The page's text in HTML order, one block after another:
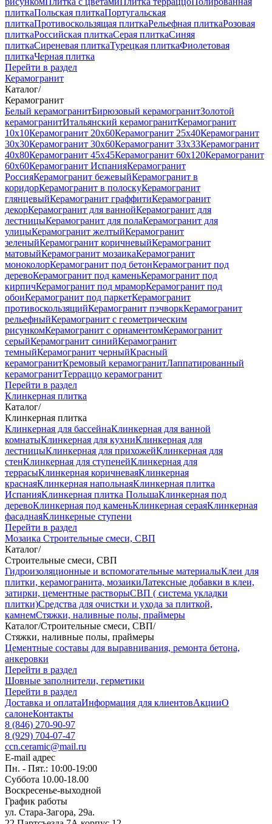
плиткаПольская плиткаПортугальская
плиткаПротивоскользящая плиткаРельефная плиткаРозовая
плиткаРоссийская плиткаСерая плиткаСиняя
плиткаСиреневая плиткаТурецкая плиткаФиолетовая
плиткаЧерная плитка
Перейти в раздел
Керамогранит
Каталог/
Керамогранит
Белый керамогранитБирюзовый керамогранитЗолотой
керамогранитИтальянский керамогранитКерамогранит
10x10Керамогранит 20x60Керамогранит 25x40Керамогранит
30x30Керамогранит 30x60Керамогранит 33x33Керамогранит
40x80Керамогранит 45x45Керамогранит 60x120Керамогранит
60x60Керамогранит ИспанияКерамогранит
РоссияКерамогранит бежевыйКерамогранит в
коридорКерамогранит в полоскуКерамогранит
глянцевыйКерамогранит граффитиКерамогранит
декорКерамогранит для ваннойКерамогранит для
лестницыКерамогранит для полаКерамогранит для
улицыКерамогранит желтыйКерамогранит
зеленыйКерамогранит коричневыйКерамогранит
матовыйКерамогранит мозаикаКерамогранит
моноколорКерамогранит под бетонКерамогранит под
деревоКерамогранит под каменьКерамогранит под
кирпичКерамогранит под мраморКерамогранит под
обоиКерамогранит под паркетКерамогранит
противоскользящийКерамогранит пэчворкКерамогранит
рельефныйКерамогранит с геометрическим
рисункомКерамогранит с орнаментомКерамогранит
серыйКерамогранит синийКерамогранит
темныйКерамогранит черныйКрасный
керамогранитКремовый керамогранитЛаппатированный
керамогранитТерраццо керамогранит
Перейти в раздел
Клинкерная плитка
Каталог/
Клинкерная плитка
Клинкерная для бассейнаКлинкерная для ванной
комнатыКлинкерная для кухниКлинкерная для
лестницыКлинкерная для прихожейКлинкерная для
стенКлинкерная для ступенейКлинкерная для
террасыКлинкерная коричневаяКлинкерная
краснаяКлинкерная напольнаяКлинкерная плитка
ИспанияКлинкерная плитка ПольшаКлинкерная под
деревоКлинкерная под каменьКлинкерная сераяКлинкерная
фасаднаяКлинкерные ступени
Перейти в раздел
Мозаика Строительные смеси, СВП
Каталог/
Строительные смеси, СВП
Гидроизоляционные и вспомогательные материалыКлеи для
плитки, керамогранита, мозаикиЛатексные добавки в клеи,
затирки, цементные растворыСВП ( система укладки
плитки)Средства для очистки и ухода за плиткой,
камнемСтяжки, наливные полы, праймеры
Каталог/Строительные смеси, СВП/
Стяжки, наливные полы, праймеры
Цементные составы для выравнивания, ремонта бетона,
анкеровки
Перейти в раздел
Шовные заполнители, герметики
Перейти в раздел
Доставка и оплатаИнформация для клиентовАкцииО
салонеКонтакты
8 (846) 270-90-97
8 (929) 704-07-47
ccn.ceramic@mail.ru
E-mail адрес
Пн. - Пят.: 10:00-19:00
Суббота 10.00-18.00
Воскресенье-выходной
График работы
ул. Стара-Загора, 29а.